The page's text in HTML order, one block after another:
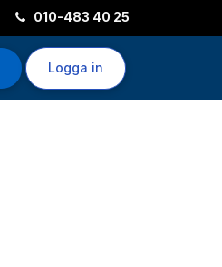
010-483 40 25
Logga in